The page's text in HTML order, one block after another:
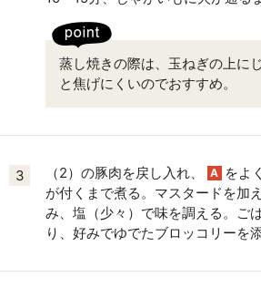
蒸し焼きの際は、玉ねぎの上に
と焦げにくいのでおすすめ。
3 （2）の豚肉を戻し入れ、 A をよ
が付くまで煮る。マスタードを加
み、塩（少々）で味を調える。ご
り、好みでゆでたブロッコリーを添